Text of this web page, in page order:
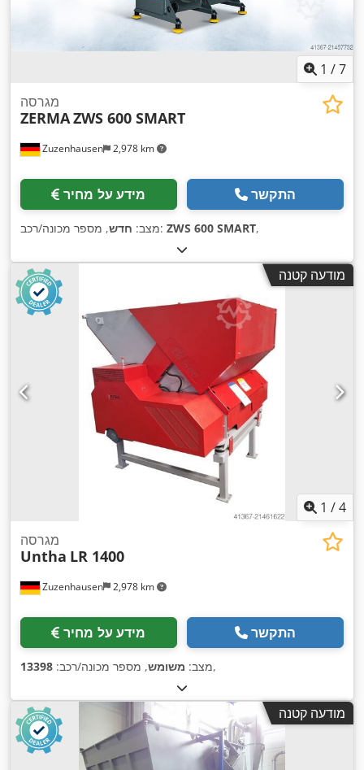
1 /7
Zuzenhausen 2,978 km
מגרסה
ZERMAZWS 600 SMART
מידע על מחיר התקשר
מצב: חדש , מספר מכונה/רכב: ZWS 600 SMART,
מודעה קטנה
1 /4
Zuzenhausen 2,978 km
מגרסה
Untha LR 1400
מידע על מחיר התקשר
מצב: משומש, מספר מכונה/רכב: 13398 ,
מודעה קטנה